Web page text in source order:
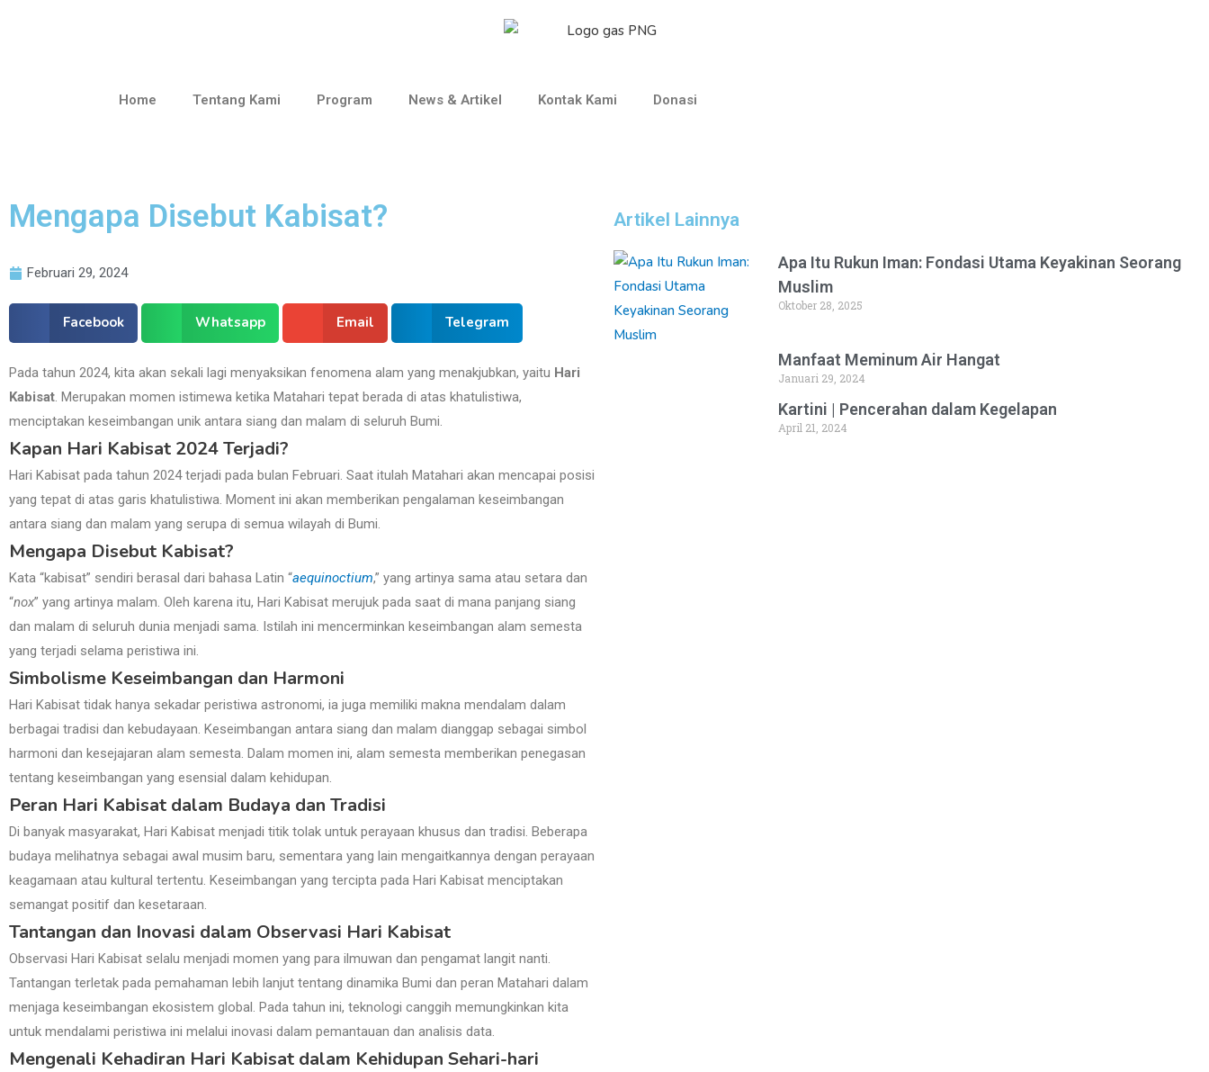
Home Tentang Kami Program News & Artikel Kontak Kami Donasi
Mengapa Disebut Kabisat?
Februari 29, 2024
Facebook Whatsapp Email Telegram
Pada tahun 2024, kita akan sekali lagi menyaksikan fenomena alam yang menakjubkan, yaitu Hari
Kabisat. Merupakan momen istimewa ketika Matahari tepat berada di atas khatulistiwa,
menciptakan keseimbangan unik antara siang dan malam di seluruh Bumi.
Kapan Hari Kabisat 2024 Terjadi?
Hari Kabisat pada tahun 2024 terjadi pada bulan Februari. Saat itulah Matahari akan mencapai posisi
yang tepat di atas garis khatulistiwa. Moment ini akan memberikan pengalaman keseimbangan
antara siang dan malam yang serupa di semua wilayah di Bumi.
Mengapa Disebut Kabisat?
Kata “kabisat” sendiri berasal dari bahasa Latin “aequinoctium,” yang artinya sama atau setara dan
“nox” yang artinya malam. Oleh karena itu, Hari Kabisat merujuk pada saat di mana panjang siang
dan malam di seluruh dunia menjadi sama. Istilah ini mencerminkan keseimbangan alam semesta
yang terjadi selama peristiwa ini.
Simbolisme Keseimbangan dan Harmoni
Hari Kabisat tidak hanya sekadar peristiwa astronomi, ia juga memiliki makna mendalam dalam
berbagai tradisi dan kebudayaan. Keseimbangan antara siang dan malam dianggap sebagai simbol
harmoni dan kesejajaran alam semesta. Dalam momen ini, alam semesta memberikan penegasan
tentang keseimbangan yang esensial dalam kehidupan.
Peran Hari Kabisat dalam Budaya dan Tradisi
Di banyak masyarakat, Hari Kabisat menjadi titik tolak untuk perayaan khusus dan tradisi. Beberapa
budaya melihatnya sebagai awal musim baru, sementara yang lain mengaitkannya dengan perayaan
keagamaan atau kultural tertentu. Keseimbangan yang tercipta pada Hari Kabisat menciptakan
semangat positif dan kesetaraan.
Tantangan dan Inovasi dalam Observasi Hari Kabisat
Observasi Hari Kabisat selalu menjadi momen yang para ilmuwan dan pengamat langit nanti.
Tantangan terletak pada pemahaman lebih lanjut tentang dinamika Bumi dan peran Matahari dalam
menjaga keseimbangan ekosistem global. Pada tahun ini, teknologi canggih memungkinkan kita
untuk mendalami peristiwa ini melalui inovasi dalam pemantauan dan analisis data.
Mengenali Kehadiran Hari Kabisat dalam Kehidupan Sehari-hari
Artikel Lainnya
Apa Itu Rukun Iman: Fondasi Utama Keyakinan Seorang
Muslim
Oktober 28, 2025
Manfaat Meminum Air Hangat
Januari 29, 2024
Kartini | Pencerahan dalam Kegelapan
April 21, 2024